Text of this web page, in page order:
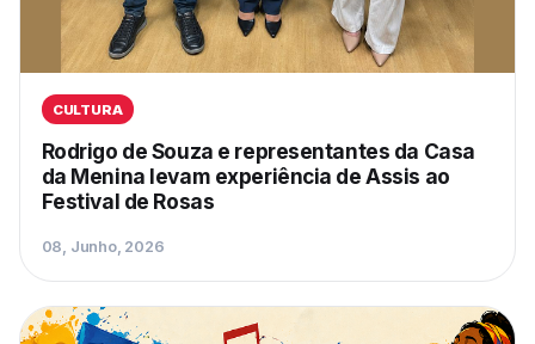
CULTURA
Rodrigo de Souza e representantes da Casa
da Menina levam experiência de Assis ao
Festival de Rosas
08, Junho, 2026